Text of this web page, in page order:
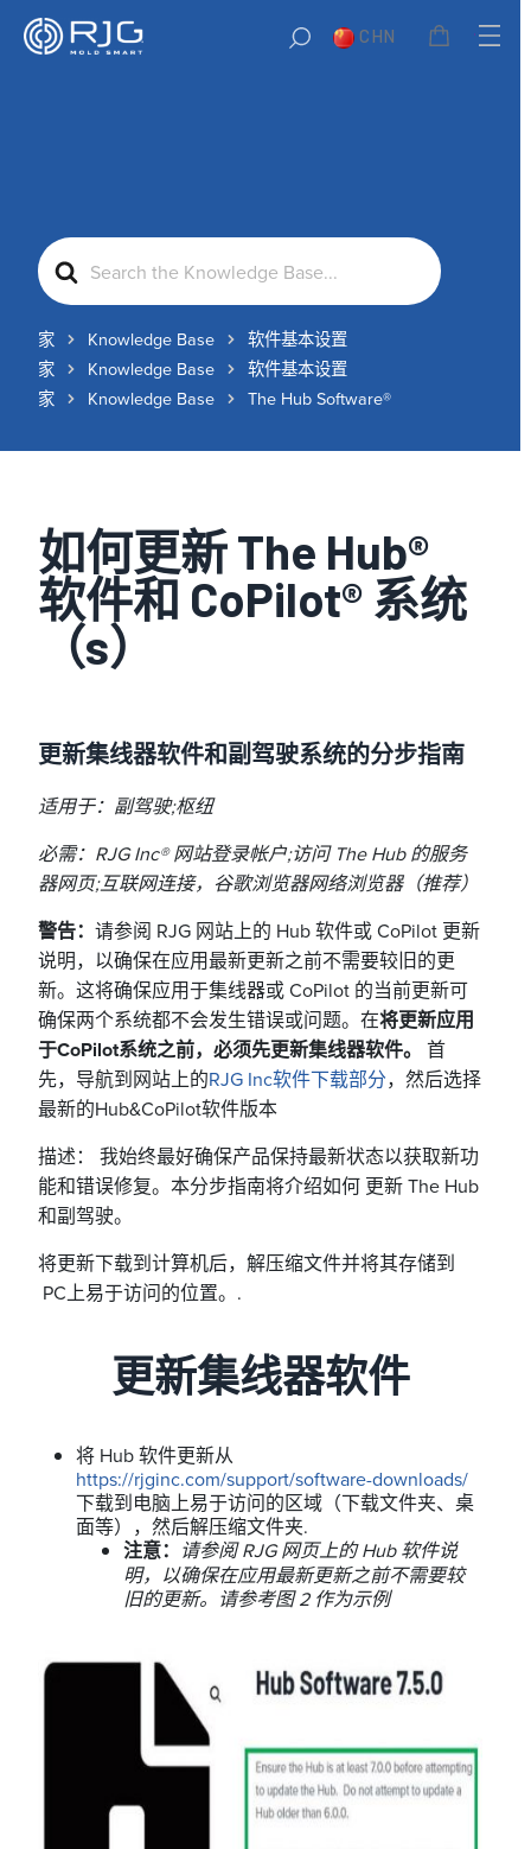
CHN
Search
For
家 Knowledge Base
软件基本设置
家
Knowledge Base
软件基本设置
家
Knowledge Base The Hub Software®
如何更新 The Hub®
软件和 CoPilot® 系统
（s）
更新集线器软件和副驾驶系统的分步指南
适用于：副驾驶;枢纽
必需：RJG Inc® 网站登录帐户;访问 The Hub 的服务
器网页;互联网连接，谷歌浏览器网络浏览器（推荐）
警告： 请参阅 RJG 网站上的 Hub 软件或 CoPilot 更新
说明，以确保在应用最新更新之前不需要较旧的更
新。这将确保应用于集线器或 CoPilot 的当前更新可
确保两个系统都不会发生错误或问题。在将更新应用
于CoPilot系统之前，必须先更新集线器软件。 首
先，导航到网站上的RJG Inc软件下载部分，然后选择
最新的Hub&CoPilot软件版本
描述： 我始终最好确保产品保持最新状态以获取新功
能和错误修复。本分步指南将介绍如何 更新 The Hub
和副驾驶。
将更新下载到计算机后，解压缩文件并将其存储到
PC上易于访问的位置。.
更新集线器软件
将 Hub 软件更新从
https://rjginc.com/support/software-downloads/
下载到电脑上易于访问的区域（下载文件夹、桌
面等），然后解压缩文件夹.
注意： 请参阅RJG网页上的Hub软件说
明，以确保在应用最新更新之前不需要较
旧的更新。请参考图2 作为示例